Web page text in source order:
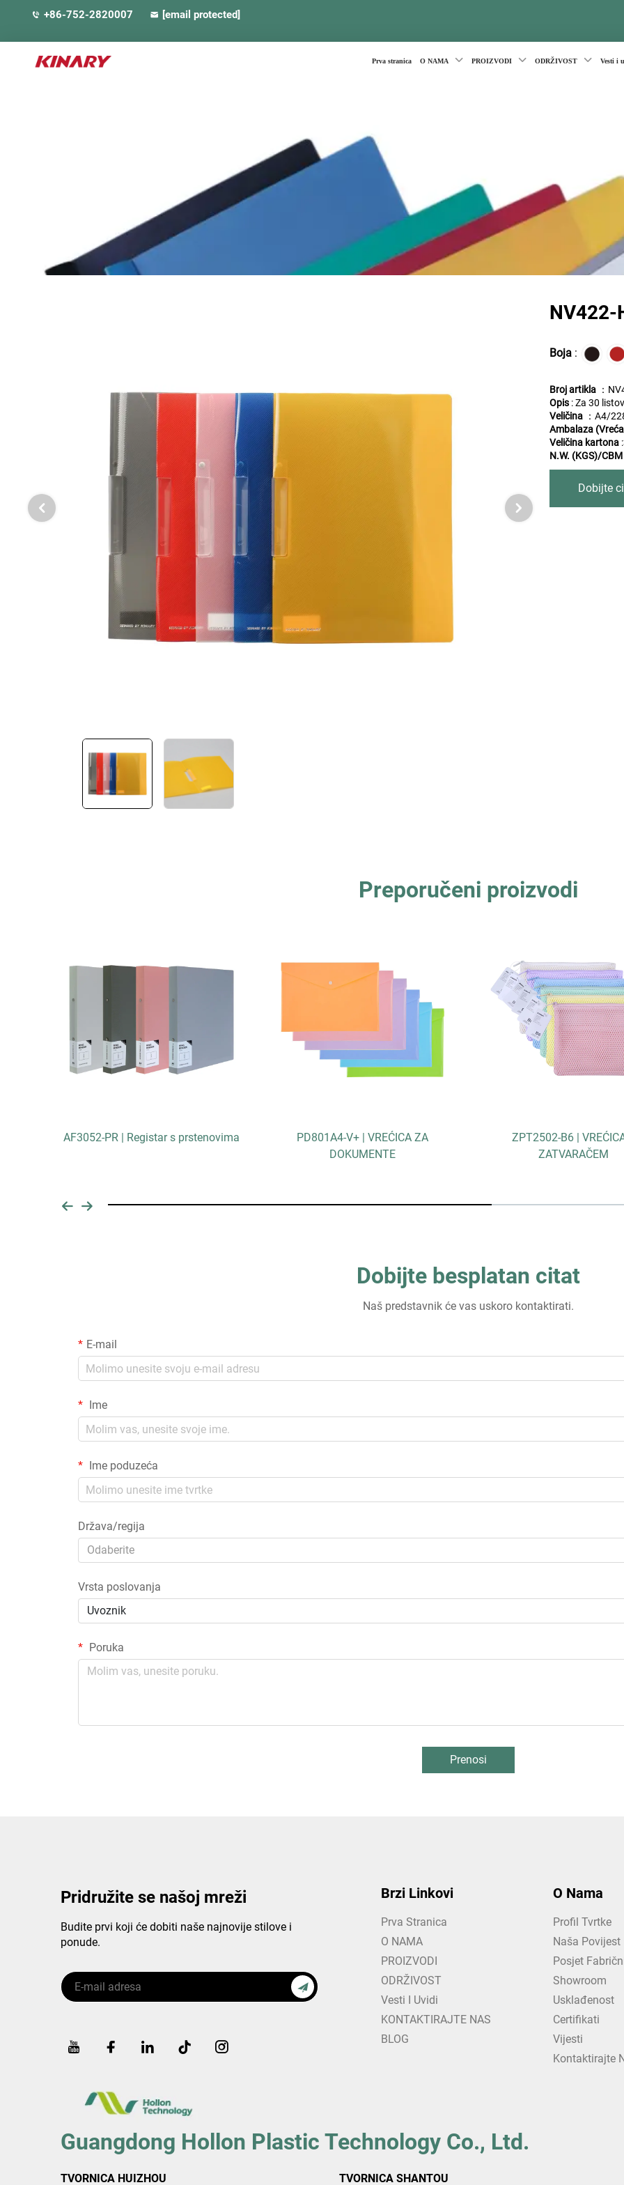
+86-752-2820007 [email protected]
Prva stranica O NAMA PROIZVODI ODRŽIVOST Vesti i
NV422-
Boja :
Broj artikla ：
Opis :Za 30
Veličina ：A4/
Ambalaza
Veličina kartona
N.W. (KGS)/
Dobijte
Preporučeni proizvodi
AF3052-PR | Registar s prstenovima
PD801A4-V+ | VREĆICA ZA
DOKUMENTE
ZPT2502-B6 |
ZATVARAČEM
Dobijte besplatan citat
Naš predstavnik će vas uskoro kontaktirati.
E-mail
Ime
Ime poduzeća
Država/regija
Odaberite
Vrsta poslovanja
Uvoznik
Poruka
Prenosi
Pridružite se našoj mreži
Budite prvi koji će dobiti naše najnovije stilove i
ponude.
Brzi Linkovi
Prva Stranica
O NAMA
PROIZVODI
ODRŽIVOST
Vesti I Uvidi
KONTAKTIRAJTE NAS
BLOG
O Nama
Profil Tvrtke
Naša Povijest
Posjet
Showroom
Usklađenost
Certifikati
Vijesti
Kontaktirajte
Guangdong Hollon Plastic Technology Co., Ltd.
TVORNICA HUIZHOU TVORNICA SHANTOU